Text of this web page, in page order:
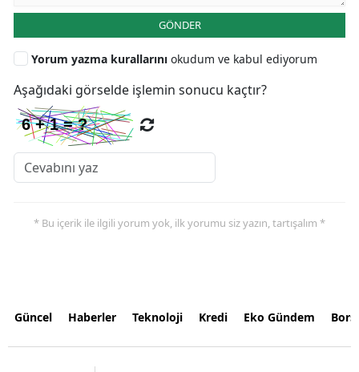
GÖNDER
Yorum yazma kurallarını okudum ve kabul ediyorum
Aşağıdaki görselde işlemin sonucu kaçtır?
* Bu içerik ile ilgili yorum yok, ilk yorumu siz yazın, tartışalım *
Güncel Haberler Teknoloji Kredi Eko Gündem